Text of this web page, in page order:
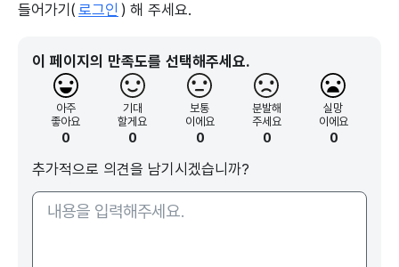
들어가기( 로그인 ) 해 주세요.
이 페이지의 만족도를 선택해주세요.
아주
좋아요
0
기대
할게요
0
보통
이에요
0
분발해
주세요
0
실망
이에요
0
추가적으로 의견을 남기시겠습니까?